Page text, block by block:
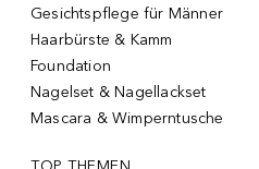
Gesichtspflege für Männer
Haarbürste & Kamm
Foundation
Nagelset & Nagellackset
Mascara & Wimperntusche